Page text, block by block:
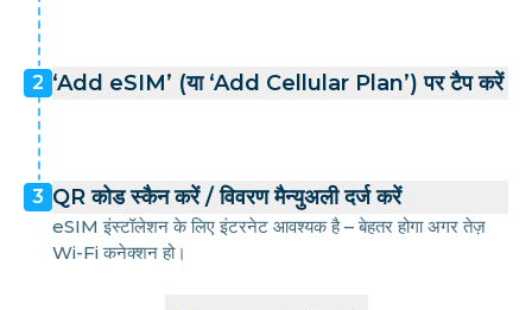
2 ‘Add eSIM’ (या ‘Add Cellular Plan’) पर टैप करें
3 QR कोड स्कैन करें / विवरण मैन्युअली दर्ज करें
eSIM इंस्टॉलेशन के लिए इंटरनेट आवश्यक है – बेहतर होगा अगर तेज़
Wi-Fi कनेक्शन हो।